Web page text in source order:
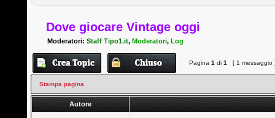
Dove giocare Vintage oggi
Moderatori:Staff Tipo1.it,Moderatori,Log
Pagina1 di1 [ 1 messaggio
Stampa pagina
Autore